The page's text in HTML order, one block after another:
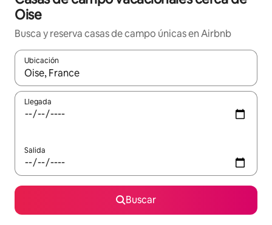
Oise
Busca y reserva casas de campo únicas en Airbnb
Ubicación
Cuando los resultados estén disponibles, navega con las
Llegada
Salida
Buscar